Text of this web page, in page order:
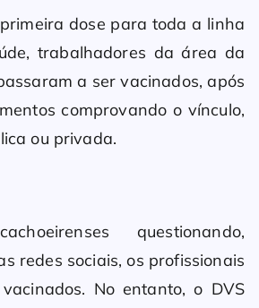
dose para toda a linha
trabalhadores da área da
a ser vacinados, após
comprovando o vínculo,
ou privada.
questionando,
redes sociais, os profissionais
No entanto, o DVS